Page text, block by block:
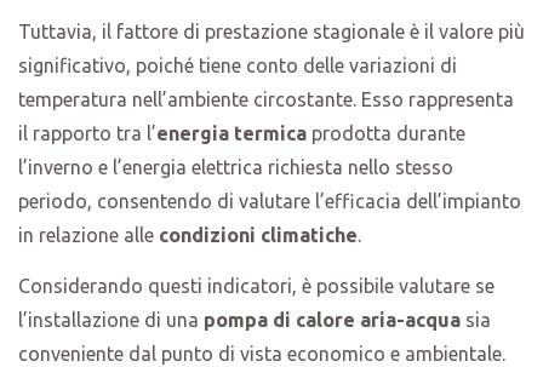
Tuttavia, il fattore di prestazione stagionale è il valore più
significativo, poiché tiene conto delle variazioni di
temperatura nell’ambiente circostante. Esso rappresenta
il rapporto tra l’energia termica prodotta durante
l’inverno e l’energia elettrica richiesta nello stesso
periodo, consentendo di valutare l’efficacia dell’impianto
in relazione alle condizioni climatiche.
Considerando questi indicatori, è possibile valutare se
l’installazione di una pompa di calore aria-acqua sia
conveniente dal punto di vista economico e ambientale.